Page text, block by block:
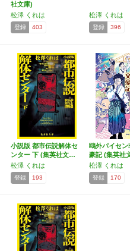
社文庫)
松澤 くれは
登録 403
松澤 くれは
登録 396
小説版 都市伝説解体セ
ンター 下 (集英社文…
松澤 くれは
登録 193
鴎外パイセン
豪記 (集英社
松澤 くれは
登録 170